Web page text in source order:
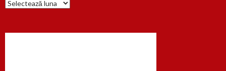
Arhiva